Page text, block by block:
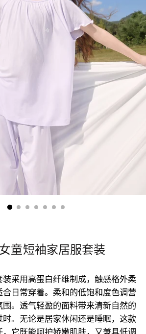
童短袖家居服套装
采用高蛋白纤维制成，触感格外柔
日常穿着。柔和的低饱和度色调营
。透气轻盈的面料带来清新自然的
。无论是居家休闲还是睡眠，这款